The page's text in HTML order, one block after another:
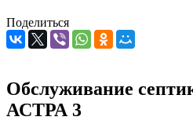
Поделиться
Обслуживание
АСТРА 3